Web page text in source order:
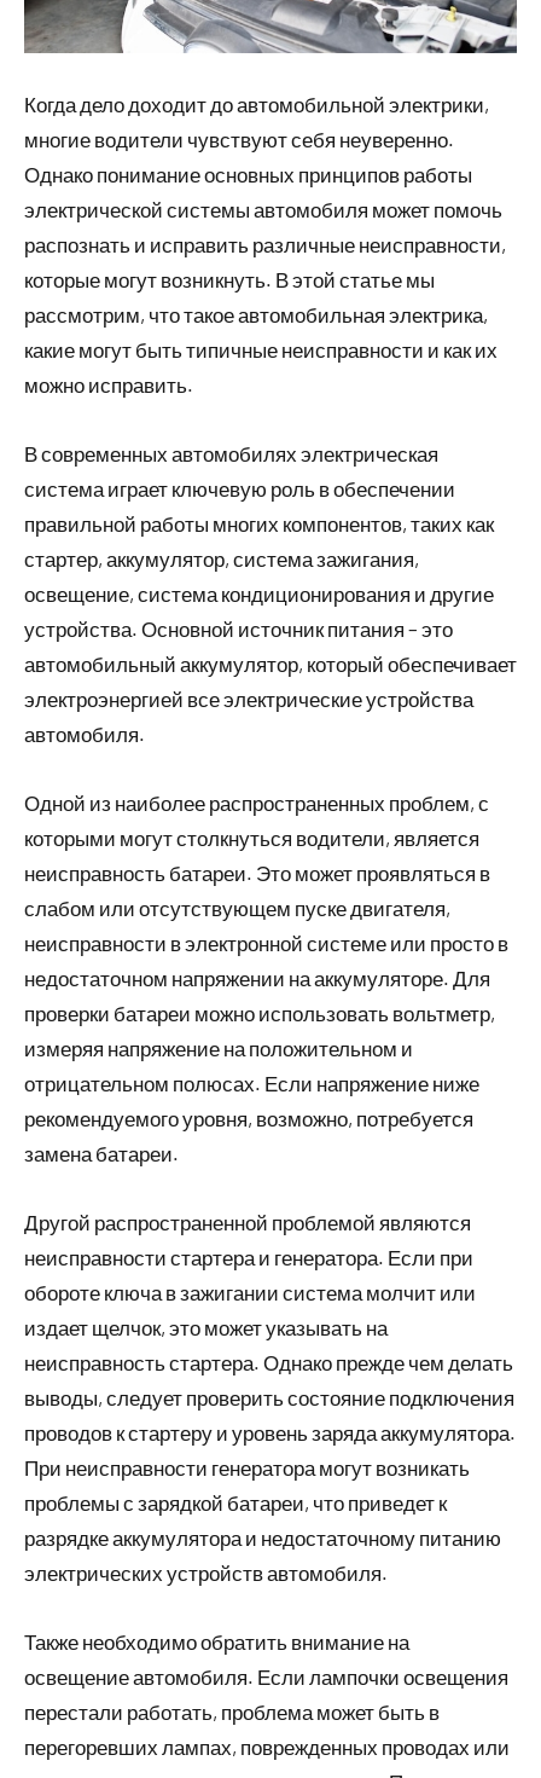
Когда дело доходит до автомобильной электрики,
многие водители чувствуют себя неуверенно.
Однако понимание основных принципов работы
электрической системы автомобиля может помочь
распознать и исправить различные неисправности,
которые могут возникнуть. В этой статье мы
рассмотрим, что такое автомобильная электрика,
какие могут быть типичные неисправности и как их
можно исправить.
В современных автомобилях электрическая
система играет ключевую роль в обеспечении
правильной работы многих компонентов, таких как
стартер, аккумулятор, система зажигания,
освещение, система кондиционирования и другие
устройства. Основной источник питания – это
автомобильный аккумулятор, который обеспечивает
электроэнергией все электрические устройства
автомобиля.
Одной из наиболее распространенных проблем, с
которыми могут столкнуться водители, является
неисправность батареи. Это может проявляться в
слабом или отсутствующем пуске двигателя,
неисправности в электронной системе или просто в
недостаточном напряжении на аккумуляторе. Для
проверки батареи можно использовать вольтметр,
измеряя напряжение на положительном и
отрицательном полюсах. Если напряжение ниже
рекомендуемого уровня, возможно, потребуется
замена батареи.
Другой распространенной проблемой являются
неисправности стартера и генератора. Если при
обороте ключа в зажигании система молчит или
издает щелчок, это может указывать на
неисправность стартера. Однако прежде чем делать
выводы, следует проверить состояние подключения
проводов к стартеру и уровень заряда аккумулятора.
При неисправности генератора могут возникать
проблемы с зарядкой батареи, что приведет к
разрядке аккумулятора и недостаточному питанию
электрических устройств автомобиля.
Также необходимо обратить внимание на
освещение автомобиля. Если лампочки освещения
перестали работать, проблема может быть в
перегоревших лампах, поврежденных проводах или